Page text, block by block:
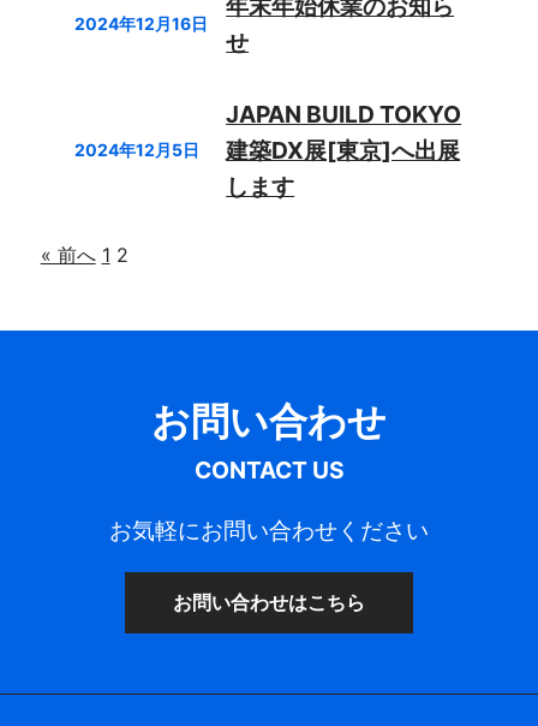
2024年12月16日
年末年始休業のお知ら
せ
2024年12月5日
JAPAN BUILD TOKYO
建築DX展[東京]へ出展
します
投
稿
り
« 前へ 1 2
お問い合わせ
CONTACT US
お気軽にお問い合わせください
お問い合わせはこちら